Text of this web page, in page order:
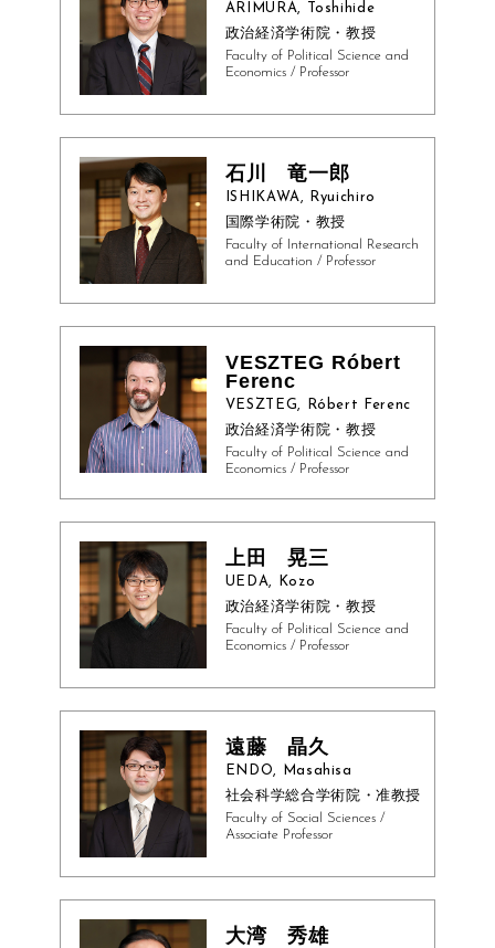
ARIMURA, Toshihide
政治経済学術院・教授
Faculty of Political Science and
Economics / Professor
石川 竜一郎
ISHIKAWA, Ryuichiro
国際学術院・教授
Faculty of International Research
and Education / Professor
VESZTEG Róbert
Ferenc
VESZTEG, Róbert Ferenc
政治経済学術院・教授
Faculty of Political Science and
Economics / Professor
上田 晃三
UEDA, Kozo
政治経済学術院・教授
Faculty of Political Science and
Economics / Professor
遠藤 晶久
ENDO, Masahisa
社会科学総合学術院・准教授
Faculty of Social Sciences /
Associate Professor
大湾 秀雄